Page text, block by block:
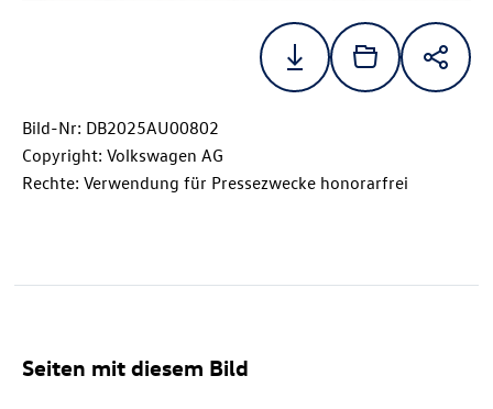
Bild-Nr: DB2025AU00802
Copyright: Volkswagen AG
Rechte: Verwendung für Pressezwecke honorarfrei
Seiten mit diesem Bild